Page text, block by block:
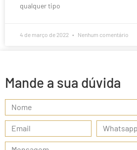
qualquer tipo
4 de março de 2022 Nenhum comentário
Mande a sua dúvida